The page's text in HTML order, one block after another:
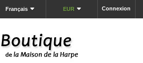
Connexion
EUR
Français